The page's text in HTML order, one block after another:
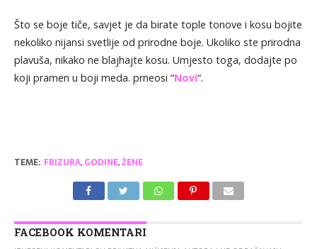
Što se boje tiče, savjet je da birate tople tonove i kosu bojite
nekoliko nijansi svetlije od prirodne boje. Ukoliko ste prirodna
plavuša, nikako ne blajhajte kosu. Umjesto toga, dodajte po
koji pramen u boji meda. prneosi “Novi“.
TEME: FRIZURA, GODINE,ŽENE
FACEBOOK KOMENTARI